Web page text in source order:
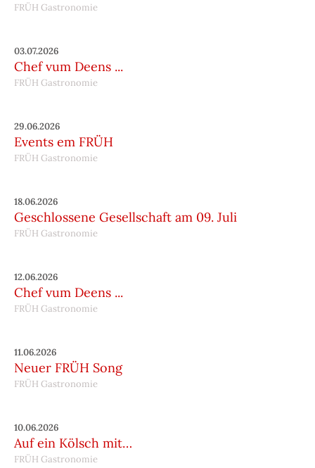
FRÜH Gastronomie
03.07.2026
Chef vum Deens ...
FRÜH Gastronomie
29.06.2026
Events em FRÜH
FRÜH Gastronomie
18.06.2026
Geschlossene Gesellschaft am 09. Juli
FRÜH Gastronomie
12.06.2026
Chef vum Deens ...
FRÜH Gastronomie
11.06.2026
Neuer FRÜH Song
FRÜH Gastronomie
10.06.2026
Auf ein Kölsch mit…
FRÜH Gastronomie